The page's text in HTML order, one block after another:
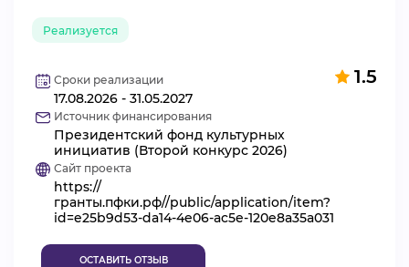
АНАЛИТИКА
БАЗА ЗНАНИЙ
ВИДЕОКУРСЫ
Реализуется
1.5
Сроки реализации
17.08.2026 - 31.05.2027
Источник финансирования
Президентский фонд культурных
инициатив (Второй конкурс 2026)
Сайт проекта
https://
гранты.пфки.рф//public/application/item?
id=e25b9d53-da14-4e06-ac5e-120e8a35a031
ОСТАВИТЬ ОТЗЫВ